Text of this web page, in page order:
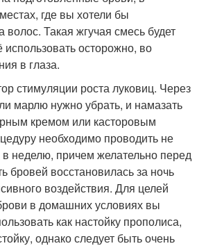
где вы хотели бы
волос. Такая жгучая смесь будет
использовать осторожно, во
в глаза.
стимуляции роста луковиц. Через
марлю нужно убрать, и намазать
кремом или касторовым
необходимо проводить не
в неделю, причем желательно перед
бровей восстановилась за ночь
воздействия. Для целей
в домашних условиях вы
как настойку прополиса,
однако следует быть очень